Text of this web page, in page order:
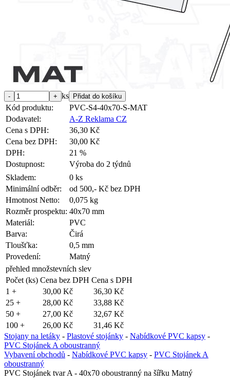
ks
Kód produktu:
PVC-S4-40x70-S-MAT
Dodavatel:
A-Z Reklama CZ
Cena s DPH:
36,30 Kč
Cena bez DPH:
30,00 Kč
DPH:
21 %
Dostupnost:
Výroba do 2 týdnů
Skladem:
0 ks
Minimální odběr:
od 500,- Kč bez DPH
Hmotnost Netto:
0,075 kg
Rozměr prospektu: 40x70 mm
Materiál:
PVC
Barva:
Čirá
Tloušťka:
0,5 mm
Provedení:
Matný
přehled množstevních slev
Počet (ks) Cena bez DPH Cena s DPH
1 +
30,00 Kč
36,30 Kč
25 +
28,00 Kč
33,88 Kč
50 +
27,00 Kč
32,67 Kč
100 +
26,00 Kč
31,46 Kč
Stojany na letáky - Plastové stojánky - Nabídkové PVC kapsy -
PVC Stojánek A oboustranný
Vybavení obchodů - Nabídkové PVC kapsy - PVC Stojánek A
oboustranný
PVC Stojánek tvar A - 40x70 oboustranný na šířku Matný